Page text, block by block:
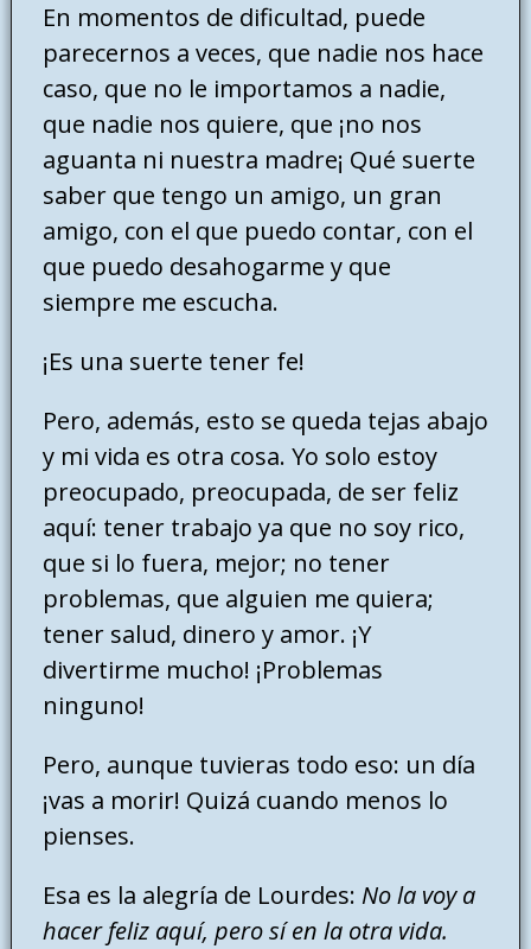
En momentos de dificultad, puede
parecernos a veces, que nadie nos hace
caso, que no le importamos a nadie,
que nadie nos quiere, que ¡no nos
aguanta ni nuestra madre¡ Qué suerte
saber que tengo un amigo, un gran
amigo, con el que puedo contar, con el
que puedo desahogarme y que
siempre me escucha.
¡Es una suerte tener fe!
Pero, además, esto se queda tejas abajo
y mi vida es otra cosa. Yo solo estoy
preocupado, preocupada, de ser feliz
aquí: tener trabajo ya que no soy rico,
que si lo fuera, mejor; no tener
problemas, que alguien me quiera;
tener salud, dinero y amor. ¡Y
divertirme mucho! ¡Problemas
ninguno!
Pero, aunque tuvieras todo eso: un día
¡vas a morir! Quizá cuando menos lo
pienses.
Esa es la alegría de Lourdes: No la voy a
hacer feliz aquí, pero sí en la otra vida.